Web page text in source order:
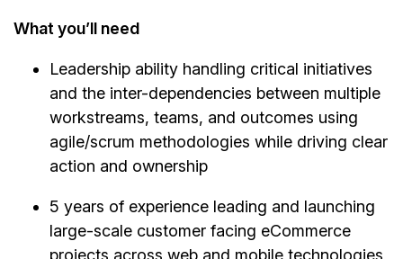
What you’ll need
Leadership ability handling critical initiatives
and the inter-dependencies between multiple
workstreams, teams, and outcomes using
agile/scrum methodologies while driving clear
action and ownership
5 years of experience leading and launching
large-scale customer facing eCommerce